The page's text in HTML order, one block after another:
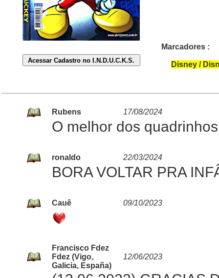
Marcadores :
Disney /
Rubens 17/08/2024
O melhor dos
ronaldo 22/03/2024
BORA VOLTAR PRA
Cauê 09/10/2023
Francisco Fdez
Fdez (Vigo,
Galicia, España)
12/06/2023